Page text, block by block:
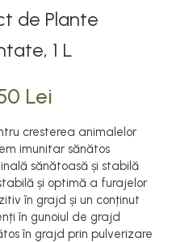
de Plante
1 L
Lei
cresterea animalelor
imunitar sănătos
sănătoasă și stabilă
și optimă a furajelor
în grajd și un conținut
în gunoiul de grajd
în grajd prin pulverizare